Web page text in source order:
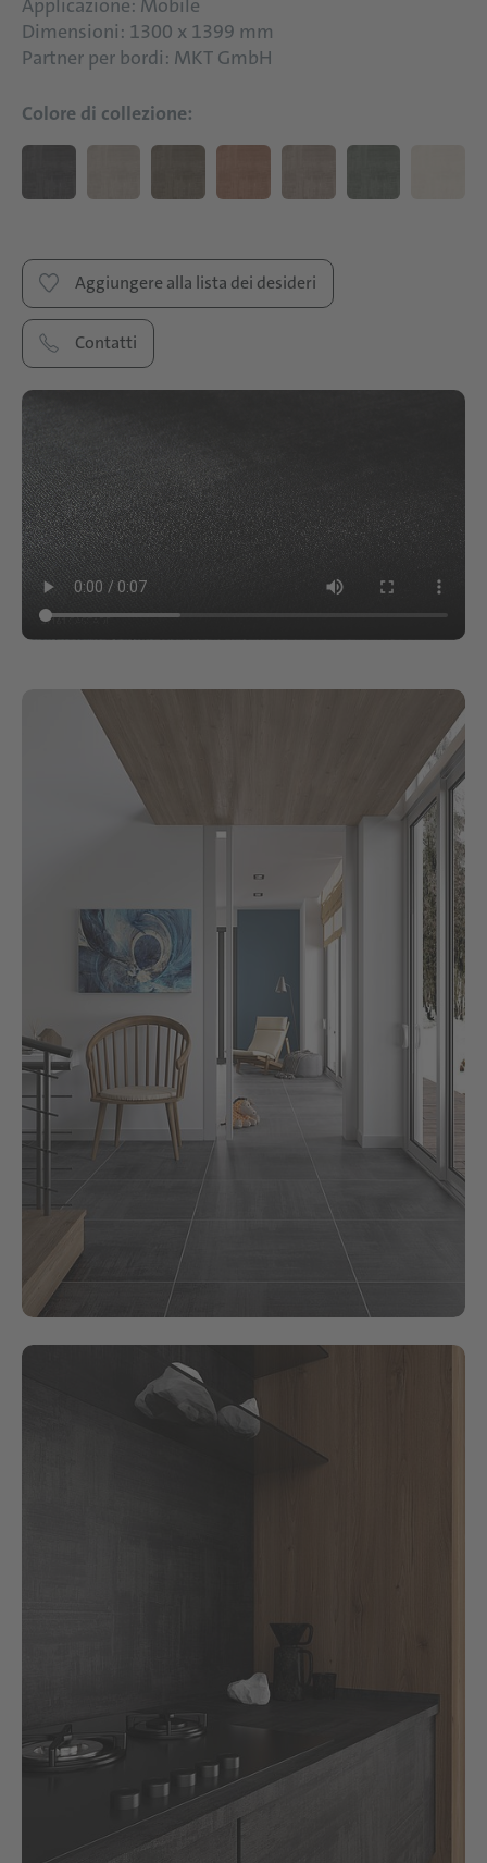
Applicazione: Mobile
Dimensioni: 1300 x 1399 mm
Partner per bordi: MKT GmbH
Colore di collezione:
Aggiungere alla lista dei desideri
Contatti